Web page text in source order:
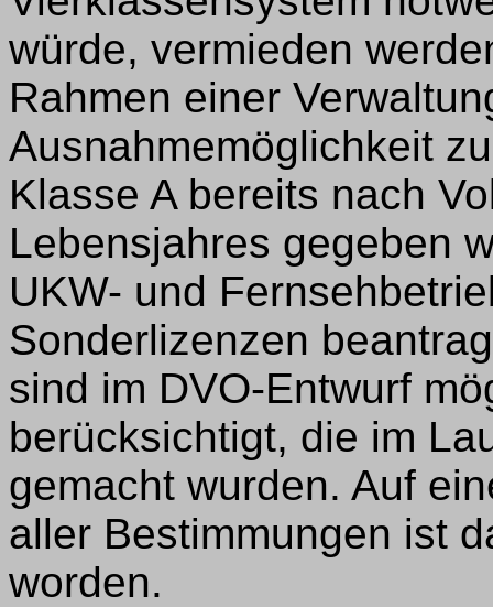
würde, vermieden
Rahmen einer
Ausnahmemöglichkeit
Klasse A bereits nach
Lebensjahres gegeben
UKW- und
Sonderlizenzen
sind im DVO-Entwurf
berücksichtigt, die im
gemacht wurden. Auf
aller Bestimmungen ist
worden.